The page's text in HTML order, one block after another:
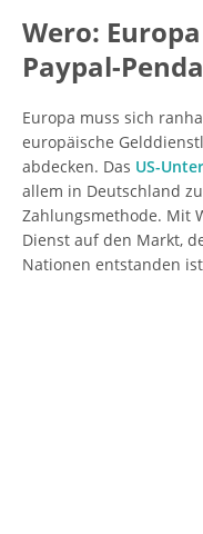
Wero:
Paypal-
Europa muss sich
europäische
abdecken. Das US-
allem in Deutschland
Zahlungsmethode. Mit
Dienst auf den Markt,
Nationen entstanden